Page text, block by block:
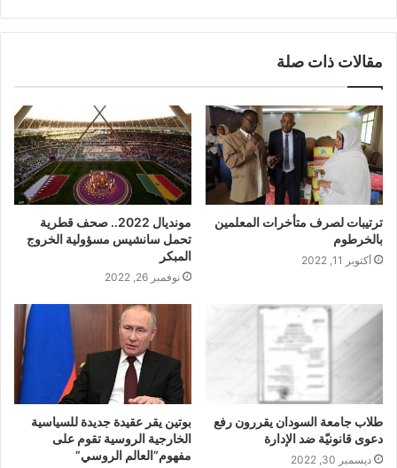
مقالات ذات صلة
ترتيبات لصرف متأخرات المعلمين
بالخرطوم
أكتوبر 11, 2022
مونديال 2022.. صحف قطرية
تحمل سانشيس مسؤولية الخروج
المبكر
نوفمبر 26, 2022
طلاب جامعة السودان يقررون رفع
دعوى قانونيّة ضد الإدارة
ديسمبر 30, 2022
بوتين يقر عقيدة جديدة للسياسية
الخارجية الروسية تقوم على
مفهوم”العالم الروسي”